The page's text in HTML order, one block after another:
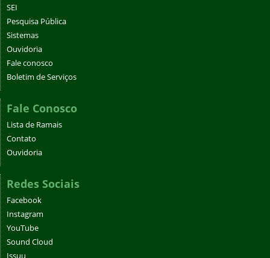
SEI
Pesquisa Pública
Sistemas
Ouvidoria
Fale conosco
Boletim de Serviços
Fale Conosco
Lista de Ramais
Contato
Ouvidoria
Redes Sociais
Facebook
Instagram
YouTube
Sound Cloud
Issuu